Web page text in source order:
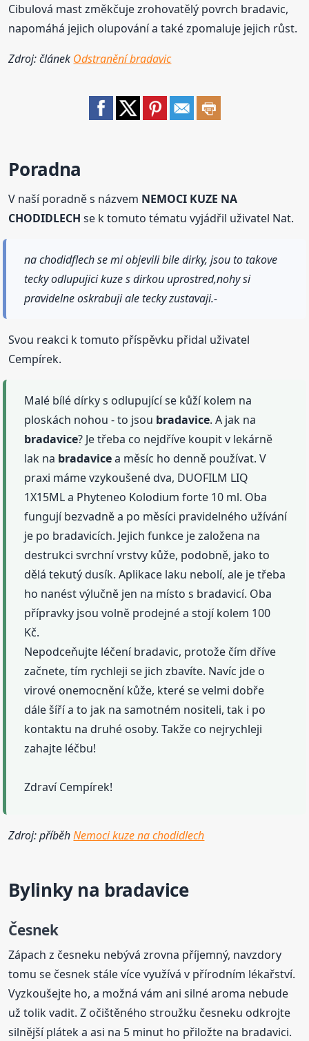
Cibulová mast změkčuje zrohovatělý povrch bradavic,
napomáhá jejich olupování a také zpomaluje jejich růst.
Zdroj: článek Odstranění bradavic
Poradna
V naší poradně s názvem NEMOCI KUZE NA
CHODIDLECH se k tomuto tématu vyjádřil uživatel Nat.
na chodidflech se mi objevili bile dirky, jsou to takove
tecky odlupujici kuze s dirkou uprostred,nohy si
pravidelne oskrabuji ale tecky zustavaji.-
Svou reakci k tomuto příspěvku přidal uživatel
Cempírek.
Malé bílé dírky s odlupující se kůží kolem na
ploskách nohou - to jsou bradavice. A jak na
bradavice? Je třeba co nejdříve koupit v lekárně
lak na bradavicea měsíc ho denně používat. V
praxi máme vzykoušené dva, DUOFILM LIQ
1X15ML a Phyteneo Kolodium forte 10 ml. Oba
fungují bezvadně a po měsíci pravidelného užívání
je po bradavicích. Jejich funkce je založena na
destrukci svrchní vrstvy kůže, podobně, jako to
dělá tekutý dusík. Aplikace laku nebolí, ale je třeba
ho nanést výlučně jen na místo s bradavicí. Oba
přípravky jsou volně prodejné a stojí kolem 100
Kč.
Nepodceňujte léčení bradavic, protože čím dříve
začnete, tím rychleji se jich zbavíte. Navíc jde o
virové onemocnění kůže, které se velmi dobře
dále šíří a to jak na samotném nositeli, tak i po
kontaktu na druhé osoby. Takže co nejrychleji
zahajte léčbu!
Zdraví Cempírek!
Zdroj: příběhNemoci kuze na chodidlech
Bylinky na bradavice
Česnek
Zápach z česneku nebývá zrovna příjemný, navzdory
tomu se česnek stále více využívá v přírodním lékařství.
Vyzkoušejte ho, a možná vám ani silné aroma nebude
už tolik vadit. Z očištěného stroužku česneku odkrojte
silnější plátek a asi na 5 minut ho přiložte na bradavici.